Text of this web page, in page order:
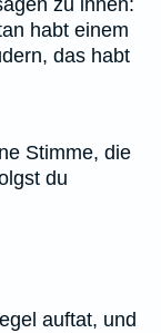
zu ihnen:
habt einem
das habt
Stimme, die
du
auftat, und